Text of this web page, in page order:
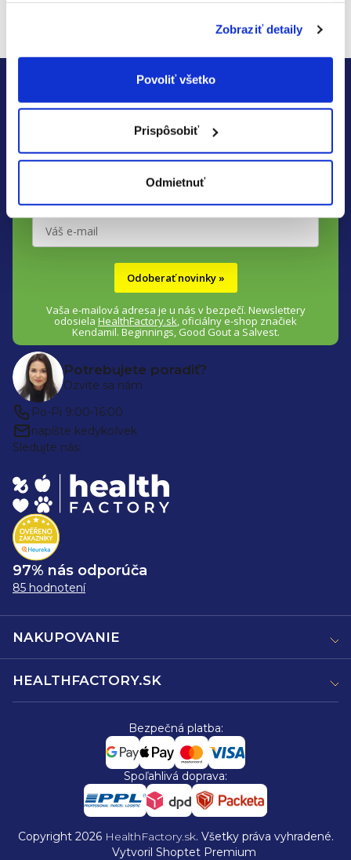
Zobraziť detaily
Povoliť všetko
Prispôsobiť
Odmietnuť
zaregistrujte.
e
Zistite včas všetky akcie a
zľavy
Prihláste sa k nášmu newsletteru a neunikne Vám nič o
novinkách a zľavách naKendamil, Good Gout, Salvest,
Odoberať novinky »
Vaša e-mailová adresa je u nás v bezpečí. Newslettery
odosiela HealthFactory.sk, oficiálny e-shop značiek
Kendamil. Beginnings, Good Gout a Salvest.
Potrebujete poradiť?
Ozvite sa nám
Po-Pi 9:00-16:00
napíšte kedykoľvek
Sledujte nás:
97% nás odporúča
85 hodnotení
NAKUPOVANIE
HEALTHFACTORY.SK
Bezpečná platba:
Spoľahlivá doprava:
Vytvoril Shoptet Premium
Copyright 2026 HealthFactory.sk. Všetky práva vyhradené.